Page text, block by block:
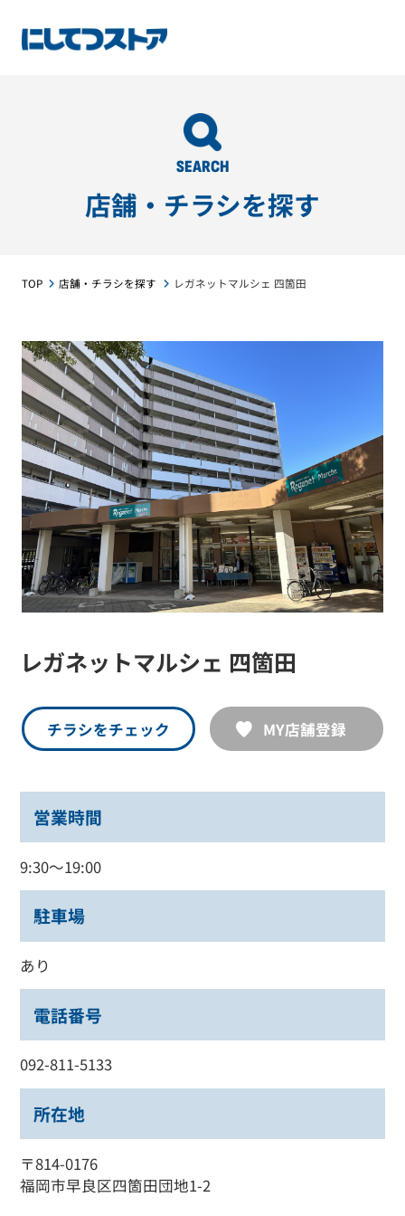
SEARCH
店舗・チラシを探す
TOP 店舗・チラシを探す レガネットマルシェ 四箇田
レガネットマルシェ 四箇田
チラシをチェック MY店舗登録
営業時間
9:30～19:00
駐車場
あり
電話番号
092-811-5133
所在地
〒814-0176
福岡市早良区四箇田団地1-2